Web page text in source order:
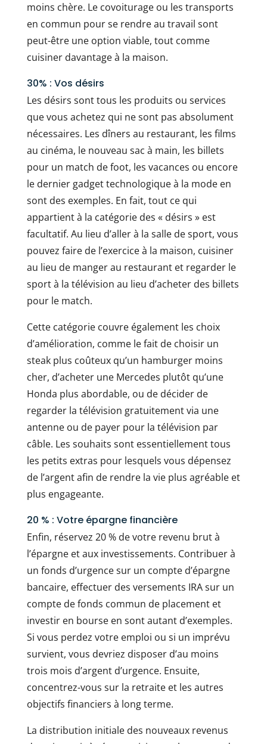
moins chère. Le covoiturage ou les transports
en commun pour se rendre au travail sont
peut-être une option viable, tout comme
cuisiner davantage à la maison.
30% : Vos désirs
Les désirs sont tous les produits ou services
que vous achetez qui ne sont pas absolument
nécessaires. Les dîners au restaurant, les films
au cinéma, le nouveau sac à main, les billets
pour un match de foot, les vacances ou encore
le dernier gadget technologique à la mode en
sont des exemples. En fait, tout ce qui
appartient à la catégorie des « désirs » est
facultatif. Au lieu d’aller à la salle de sport, vous
pouvez faire de l’exercice à la maison, cuisiner
au lieu de manger au restaurant et regarder le
sport à la télévision au lieu d’acheter des billets
pour le match.
Cette catégorie couvre également les choix
d’amélioration, comme le fait de choisir un
steak plus coûteux qu’un hamburger moins
cher, d’acheter une Mercedes plutôt qu’une
Honda plus abordable, ou de décider de
regarder la télévision gratuitement via une
antenne ou de payer pour la télévision par
câble. Les souhaits sont essentiellement tous
les petits extras pour lesquels vous dépensez
de l’argent afin de rendre la vie plus agréable et
plus engageante.
20 % : Votre épargne financière
Enfin, réservez 20 % de votre revenu brut à
l’épargne et aux investissements. Contribuer à
un fonds d’urgence sur un compte d’épargne
bancaire, effectuer des versements IRA sur un
compte de fonds commun de placement et
investir en bourse en sont autant d’exemples.
Si vous perdez votre emploi ou si un imprévu
survient, vous devriez disposer d’au moins
trois mois d’argent d’urgence. Ensuite,
concentrez-vous sur la retraite et les autres
objectifs financiers à long terme.
La distribution initiale des nouveaux revenus